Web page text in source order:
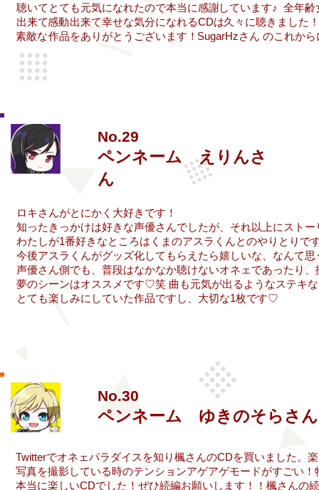
聴いて とても元気になれたので本当に感謝しています♪ 全年齢
出来て感動出来て幸せな気分になれるCDは久々に聴きました！
素敵
作品をありがとうございます！ ​SugarHzさん これから
な の
No.29
ペンネーム えりんさ
ん
ロキさんがとにかく大好きです！
知ったきっかけは好きな声優さんでしたが、それ以上にスト
わたしが1番好きなところはくまのアスラくんとのやりとり
今後アスラくんがグッズ化してもらえたら嬉しいな、なんて
声優さん側でも、普段はなかなか聴けないオネェであったり
夢のシーンはオススメです♡笑 曲も元気が出るようなステキ
​とても楽しみにしていた作品ですし、大切な1枚です♡
No.30
ペンネーム ゆきのそらさん
​Twitterでオネェパラダイスを知り楓さんのCDを買いました。
写真を撮影している時のテンションアゲアゲモードがすごい
本当に楽しいCDでした！ぜひ続編お願いします！！楓さんの